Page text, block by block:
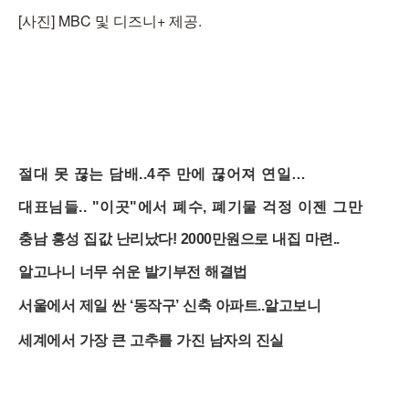
[사진] MBC 및 디즈니+ 제공.